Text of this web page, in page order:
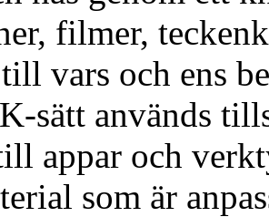
filmer,
till vars och ens
sätt används
appar och
som är